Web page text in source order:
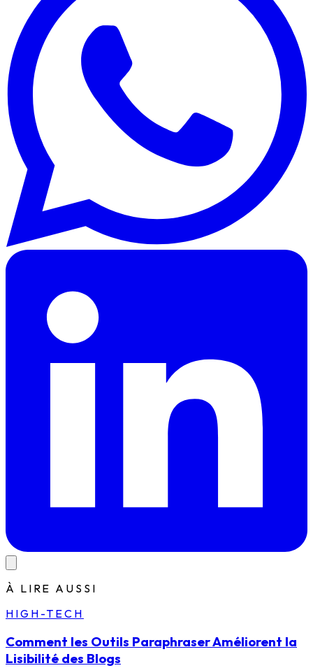
À LIRE AUSSI
HIGH-TECH
Comment les Outils Paraphraser Améliorent la
Lisibilité des Blogs